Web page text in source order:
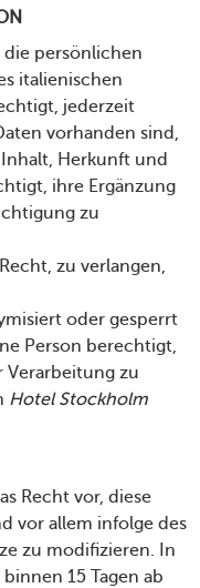
die persönlichen
italienischen
jederzeit
vorhanden sind,
Herkunft und
ihre Ergänzung
zu
zu verlangen,
oder gesperrt
Person berechtigt,
Verarbeitung zu
Hotel Stockholm
Recht vor, diese
vor allem infolge des
zu modifizieren. In
15 Tagen ab